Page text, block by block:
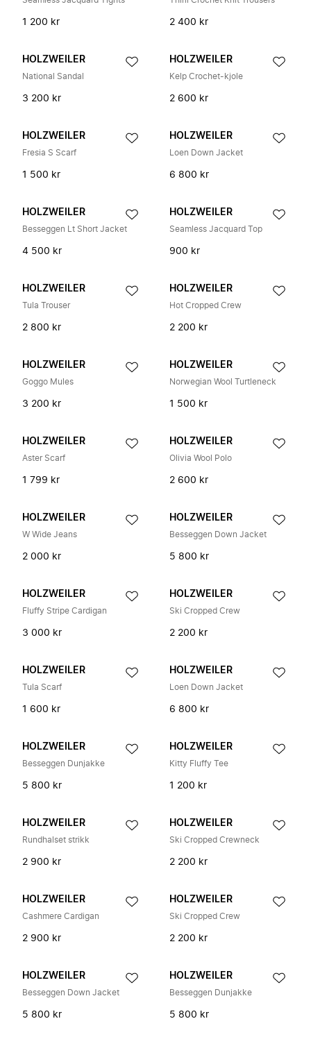
1 200 kr 2 400 kr
HOLZWEILER
National Sandal
3 200 kr
HOLZWEILER
Kelp Crochet-kjole
2 600 kr
HOLZWEILER
Fresia S Scarf
1 500 kr
HOLZWEILER
Loen Down Jacket
6 800 kr
HOLZWEILER
Besseggen Lt Short Jacket
4 500 kr
HOLZWEILER
Seamless Jacquard Top
900 kr
HOLZWEILER
Tula Trouser
2 800 kr
HOLZWEILER
Hot Cropped Crew
2 200 kr
HOLZWEILER
Goggo Mules
3 200 kr
HOLZWEILER
Norwegian Wool Turtleneck
1 500 kr
HOLZWEILER
Aster Scarf
1 799 kr
HOLZWEILER
Olivia Wool Polo
2 600 kr
HOLZWEILER
W Wide Jeans
2 000 kr
HOLZWEILER
Besseggen Down Jacket
5 800 kr
HOLZWEILER
Fluffy Stripe Cardigan
3 000 kr
HOLZWEILER
Ski Cropped Crew
2 200 kr
HOLZWEILER
Tula Scarf
1 600 kr
HOLZWEILER
Loen Down Jacket
6 800 kr
HOLZWEILER
Besseggen Dunjakke
5 800 kr
HOLZWEILER
Kitty Fluffy Tee
1 200 kr
HOLZWEILER
Rundhalset strikk
2 900 kr
HOLZWEILER
Ski Cropped Crewneck
2 200 kr
HOLZWEILER
Cashmere Cardigan
2 900 kr
HOLZWEILER
Ski Cropped Crew
2 200 kr
HOLZWEILER
Besseggen Down Jacket
5 800 kr
HOLZWEILER
Besseggen Dunjakke
5 800 kr